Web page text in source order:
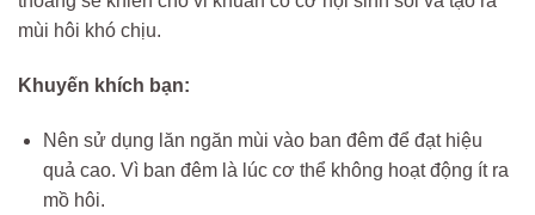
mùi hôi khó chịu.
Khuyến khích bạn:
Nên sử dụng lăn ngăn mùi vào ban đêm để đạt hiệu
quả cao. Vì ban đêm là lúc cơ thể không hoạt động ít ra
mồ hôi.